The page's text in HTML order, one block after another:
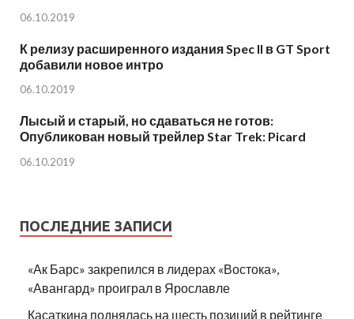
06.10.2019
К релизу расширенного издания Spec II в GT Sport
добавили новое интро
06.10.2019
Лысый и старый, но сдаваться не готов:
Опубликован новый трейлер Star Trek: Picard
06.10.2019
ПОСЛЕДНИЕ ЗАПИСИ
«Ак Барс» закрепился в лидерах «Востока»,
«Авангард» проиграл в Ярославле
Касаткина поднялась на шесть позиций в рейтинге